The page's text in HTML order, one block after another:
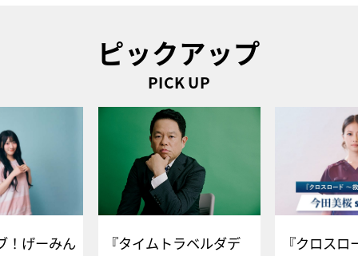
ピックアップ
PICK UP
！げーみん
『タイムトラベルダデ
『クロス